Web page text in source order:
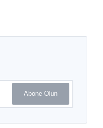
Abone Olun